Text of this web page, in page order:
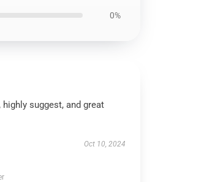
0%
suggest, and great
Oct 10, 2024